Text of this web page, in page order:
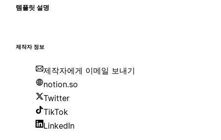
템플릿 설명
제작자 정보
제작자에게 이메일 보내기
notion.so
Twitter
TikTok
LinkedIn